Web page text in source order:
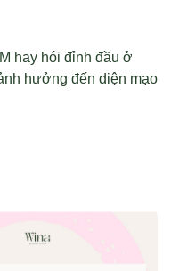
hay hói đỉnh đầu ở
hưởng đến diện mạo